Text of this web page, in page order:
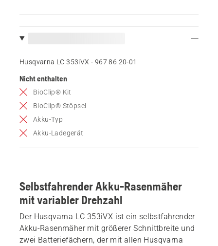
Husqvarna LC 353iVX - 967 86 20‑01
Nicht enthalten
BioClip® Kit
BioClip® Stöpsel
Akku-Typ
Akku-Ladegerät
Selbstfahrender Akku-Rasenmäher
mit variabler Drehzahl
Der Husqvarna LC 353iVX ist ein selbstfahrender
Akku-Rasenmäher mit größerer Schnittbreite und
zwei Batteriefächern, der mit allen Husqvarna